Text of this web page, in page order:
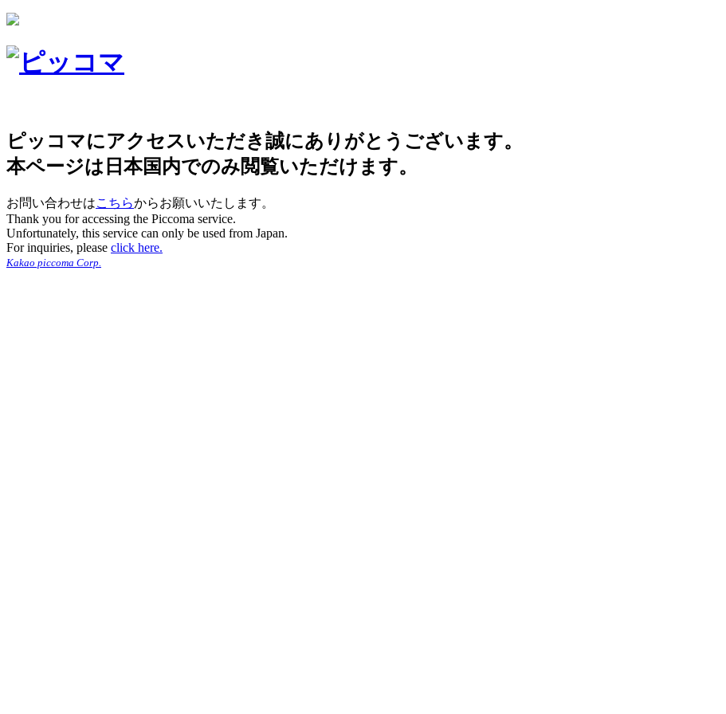
ピッコマにアクセスいただき誠にありがとうございます。
本ページは日本国内でのみ閲覧いただけます。
お問い合わせはこちらからお願いいたします。
Thank you for accessing the Piccoma service.
Unfortunately, this service can only be used from Japan.
For inquiries, please click here.
Kakao piccoma Corp.